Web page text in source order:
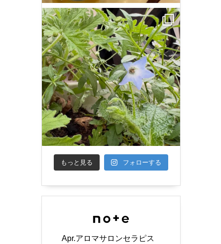
もっと見る フォローする
Apr.アロマサロンセラピス